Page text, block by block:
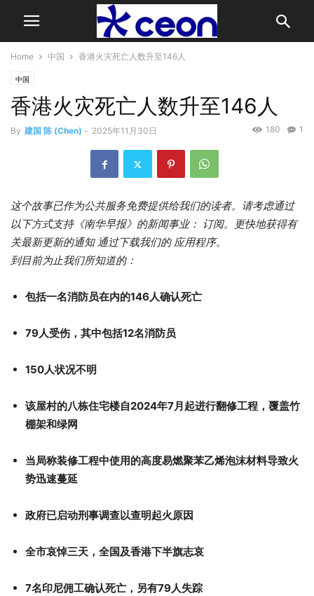
Home 中国 香港火灾死亡人数升至146人
中国
香港火灾死亡人数升至146人
By 建国 陈 (Chen) - 2025年11月30日 1
180
这个故事已作为公共服务免费提供给我们的读者。请考虑通过
以下方式支持《南华早报》的新闻事业： 订阅。更快地获得有
关最新更新的通知 通过下载我们的 应用程序。
到目前为止我们所知道的：
包括一名消防员在内的146人确认死亡
79人受伤，其中包括12名消防员
150人状况不明
该屋村的八栋住宅楼自2024年7月起进行翻修工程，覆盖竹
棚架和绿网
当局称装修工程中使用的高度易燃聚苯乙烯泡沫材料导致火
势迅速蔓延
政府已启动刑事调查以查明起火原因
全市哀悼三天，全国及香港下半旗志哀
7名印尼佣工确认死亡，另有79人失踪